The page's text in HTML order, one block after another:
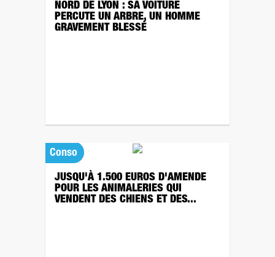
NORD DE LYON : SA VOITURE
PERCUTE UN ARBRE, UN HOMME
GRAVEMENT BLESSÉ
Conso
JUSQU'À 1.500 EUROS D'AMENDE
POUR LES ANIMALERIES QUI
VENDENT DES CHIENS ET DES...